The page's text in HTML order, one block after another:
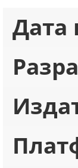
Дата